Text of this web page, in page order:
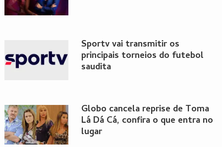
Sportv vai transmitir os
principais torneios do futebol
saudita
Globo cancela reprise de Toma
Lá Dá Cá, confira o que entra no
lugar